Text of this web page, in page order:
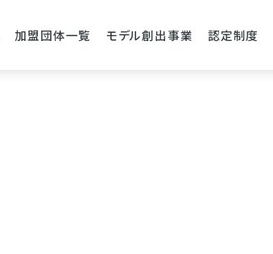
加盟団体一覧 モデル創出事業 認定制度